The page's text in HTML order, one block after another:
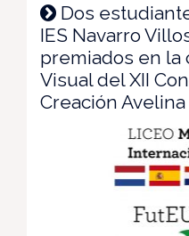
Dos
IES Navarro
premiados en la
Visual del XII
Creación Avelina